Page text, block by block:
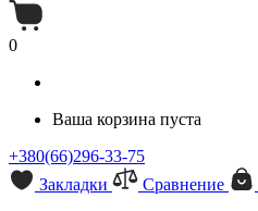
0
Ваша корзина пуста
+380(66)296-33-75
Закладки
Сравнение